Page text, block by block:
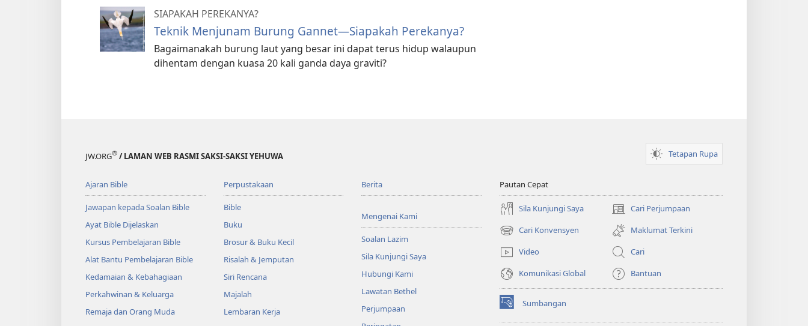
SIAPAKAH PEREKANYA?
Teknik Menjunam Burung Gannet—Siapakah Perekanya?
Bagaimanakah burung laut yang besar ini dapat terus hidup walaupun
dihentam dengan kuasa 20 kali ganda daya graviti?
JW.ORG® / LAMAN WEB RASMI SAKSI-SAKSI YEHUWA Tetapan Rupa
Ajaran Bible
Jawapan kepada Soalan Bible
Ayat Bible Dijelaskan
Kursus Pembelajaran Bible
Alat Bantu Pembelajaran Bible
Kedamaian & Kebahagiaan
Perkahwinan & Keluarga
Remaja dan Orang Muda
Perpustakaan
Bible
Buku
Brosur & Buku Kecil
Risalah & Jemputan
Siri Rencana
Majalah
Lembaran Kerja
Berita
Mengenai Kami
Soalan Lazim
Sila Kunjungi Saya
Hubungi Kami
Lawatan Bethel
Perjumpaan
Pautan Cepat
Sila Kunjungi Saya Cari Perjumpaan
(membuka
tetingkap
baharu)
Cari Konvensyen
(membuka
tetingkap
baharu)
Maklumat Terkini
Video
Cari
Komunikasi Global
Bantuan
Sumbangan
(membuka
tetingkap